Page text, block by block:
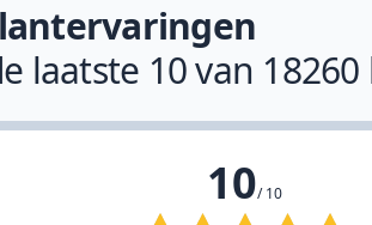
laatste 10 van
10/ 10